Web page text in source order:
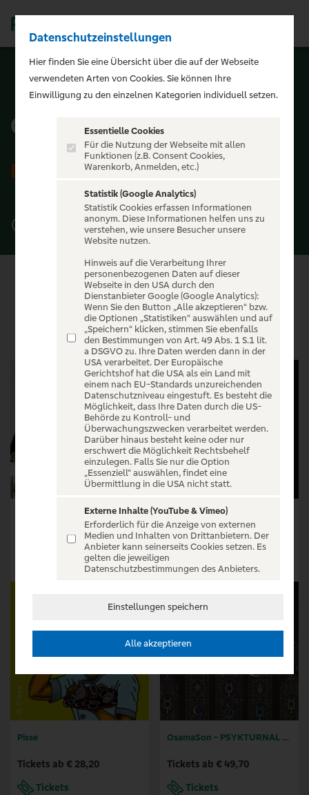
ZURÜCK ZUR STARTSEITE
Columbiahalle
BERLIN
Columbiadamm 13-21, 10965 Berlin
VERANSTALTUNGEN
Freundschaft Minus - Live & Unfiltered
Tickets ab € 43,15
Tickets ab € 57,75
Tickets
Pisse
Tickets ab € 28,20
Tickets
OsamaSon - PSYKTURNAL TOUR
Tickets ab € 49,70
Tickets
Datenschutzeinstellungen
Hier finden Sie eine Übersicht über die auf der Webseite
verwendeten Arten von Cookies. Sie können Ihre
Einwilligung zu den einzelnen Kategorien individuell setzen.
Essentielle Cookies
Für die Nutzung der Webseite mit allen
Funktionen (z.B. Consent Cookies,
Warenkorb, Anmelden, etc.)
Statistik (Google Analytics)
Statistik Cookies erfassen Informationen
anonym. Diese Informationen helfen uns zu
verstehen, wie unsere Besucher unsere
Website nutzen.
Hinweis auf die Verarbeitung Ihrer
personenbezogenen Daten auf dieser
Webseite in den USA durch den
Dienstanbieter Google (Google Analytics):
Wenn Sie den Button „Alle akzeptieren“ bzw.
die Optionen „Statistiken“ auswählen und auf
„Speichern“ klicken, stimmen Sie ebenfalls
den Bestimmungen von Art. 49 Abs. 1 S.1 lit.
a DSGVO zu. Ihre Daten werden dann in der
USA verarbeitet. Der Europäische
Gerichtshof hat die USA als ein Land mit
einem nach EU-Standards unzureichenden
Datenschutzniveau eingestuft. Es besteht die
Möglichkeit, dass Ihre Daten durch die US-
Behörde zu Kontroll- und
Überwachungszwecken verarbeitet werden.
Darüber hinaus besteht keine oder nur
erschwert die Möglichkeit Rechtsbehelf
einzulegen. Falls Sie nur die Option
„Essenziell“ auswählen, findet eine
Übermittlung in die USA nicht statt.
Externe Inhalte (YouTube & Vimeo)
Erforderlich für die Anzeige von externen
Medien und Inhalten von Drittanbietern. Der
Anbieter kann seinerseits Cookies setzen. Es
gelten die jeweiligen
Datenschutzbestimmungen des Anbieters.
Einstellungen speichern
Alle akzeptieren